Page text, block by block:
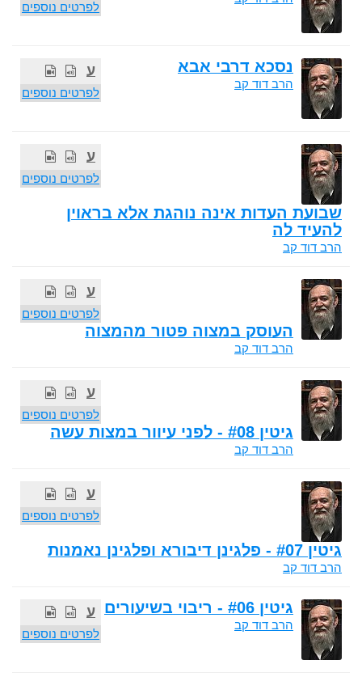
לפרטים נוספים
ע
לפרטים נוספים
נסכא דרבי אבא
הרב דוד קב
ע
לפרטים נוספים
שבועת העדות אינה נוהגת אלא בראוין
להעיד לה
הרב דוד קב
ע
לפרטים נוספים
העוסק במצוה פטור מהמצוה
הרב דוד קב
ע
לפרטים נוספים
גיטין #08 - לפני עיוור במצות עשה
הרב דוד קב
ע
לפרטים נוספים
גיטין #07 - פלגינן דיבורא ופלגינן נאמנות
הרב דוד קב
ע
לפרטים נוספים
גיטין #06 - ריבוי בשיעורים
הרב דוד קב